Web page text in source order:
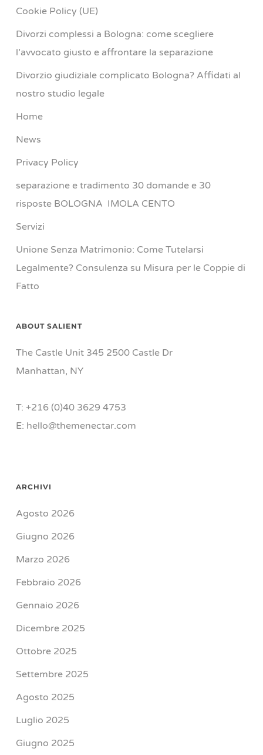
Cookie Policy (UE)
Divorzi complessi a Bologna: come scegliere
l’avvocato giusto e affrontare la separazione
Divorzio giudiziale complicato Bologna? Affidati al
nostro studio legale
Home
News
Privacy Policy
separazione e tradimento 30 domande e 30
risposte BOLOGNA IMOLA CENTO
Servizi
Unione Senza Matrimonio: Come Tutelarsi
Legalmente? Consulenza su Misura per le Coppie di
Fatto
ABOUT SALIENT
The Castle Unit 345 2500 Castle Dr
Manhattan, NY
T: +216 (0)40 3629 4753
E: hello@themenectar.com
ARCHIVI
Agosto 2026
Giugno 2026
Marzo 2026
Febbraio 2026
Gennaio 2026
Dicembre 2025
Ottobre 2025
Settembre 2025
Agosto 2025
Luglio 2025
Giugno 2025